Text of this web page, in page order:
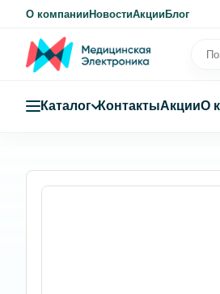
О компанииНовостиАкцииБлог
Каталог КонтактыАкцииО